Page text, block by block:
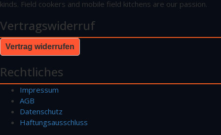
kinds. Field cookers and mobile field kitchens are our passion.
Vertragswiderruf
Vertrag widerrufen
Rechtliches
Impressum
AGB
Datenschutz
Haftungsausschluss